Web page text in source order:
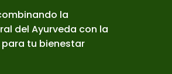
la
del Ayurveda con la
tu bienestar